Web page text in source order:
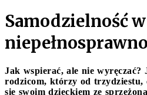
Samodzielność w
Jak wspierać, ale nie wyręczać?
rodzicom, którzy od trzydziestu,
się swoim dzieckiem ze